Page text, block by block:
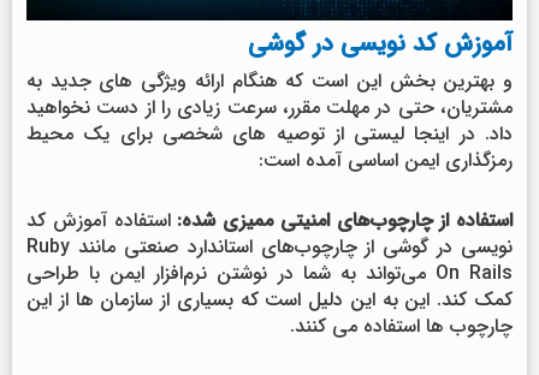
آموزش کد نویسی در گوشی
و بهترین بخش این است که هنگام ارائه ویژگی های جدید به
مشتریان، حتی در مهلت مقرر، سرعت زیادی را از دست نخواهید
داد. در اینجا لیستی از توصیه های شخصی برای یک محیط
رمزگذاری ایمن اساسی آمده است:
استفاده از چارچوب‌های امنیتی ممیزی شده: استفاده آموزش کد
نویسی در گوشی از چارچوب‌های استاندارد صنعتی مانند Ruby
On Rails می‌تواند به شما در نوشتن نرم‌افزار ایمن با طراحی
کمک کند. این به این دلیل است که بسیاری از سازمان ها از این
چارچوب ها استفاده می کنند.